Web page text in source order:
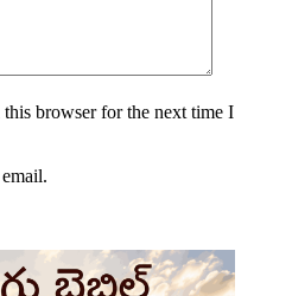
browser for the next time I